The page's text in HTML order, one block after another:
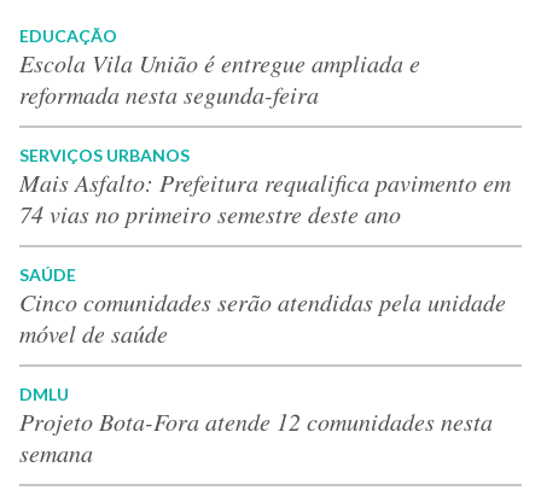
EDUCAÇÃO
Escola Vila União é entregue ampliada e
reformada nesta segunda-feira
SERVIÇOS URBANOS
Mais Asfalto: Prefeitura requalifica pavimento em
74 vias no primeiro semestre deste ano
SAÚDE
Cinco comunidades serão atendidas pela unidade
móvel de saúde
DMLU
Projeto Bota-Fora atende 12 comunidades nesta
semana